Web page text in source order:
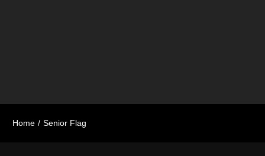
Home Senior Flag